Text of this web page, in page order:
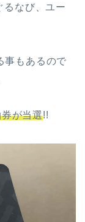
るなび、ユー
事もあるので
が当選!!